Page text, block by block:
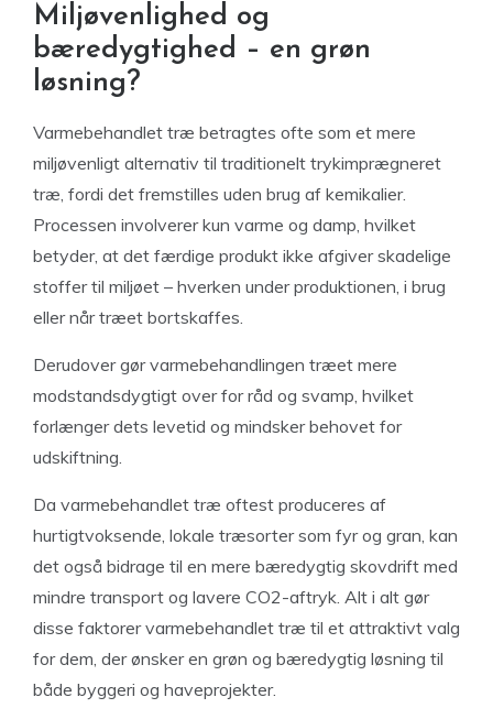
Miljøvenlighed og
bæredygtighed – en grøn
løsning?
Varmebehandlet træ betragtes ofte som et mere
miljøvenligt alternativ til traditionelt trykimprægneret
træ, fordi det fremstilles uden brug af kemikalier.
Processen involverer kun varme og damp, hvilket
betyder, at det færdige produkt ikke afgiver skadelige
stoffer til miljøet – hverken under produktionen, i brug
eller når træet bortskaffes.
Derudover gør varmebehandlingen træet mere
modstandsdygtigt over for råd og svamp, hvilket
forlænger dets levetid og mindsker behovet for
udskiftning.
Da varmebehandlet træ oftest produceres af
hurtigtvoksende, lokale træsorter som fyr og gran, kan
det også bidrage til en mere bæredygtig skovdrift med
mindre transport og lavere CO2-aftryk. Alt i alt gør
disse faktorer varmebehandlet træ til et attraktivt valg
for dem, der ønsker en grøn og bæredygtig løsning til
både byggeri og haveprojekter.